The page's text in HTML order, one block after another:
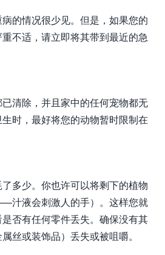
的情况很少见。但是，如果您的
不适，请立即将其带到最近的急
清除，并且家中的任何宠物都无
时，最好将您的动物暂时限制在
多少。你也许可以将剩下的植物
汁液会刺激人的手）。这样您就
否有任何零件丢失。确保没有其
丝或装饰品）丢失或被咀嚼。